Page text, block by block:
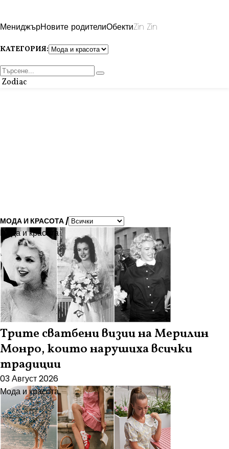
МениджърНовите родителиОбектиZin Zin
КАТЕГОРИЯ:
Zodiac
МОДА И КРАСОТА /
Мода и красота
Трите сватбени визии на Мерилин
Монро, които нарушиха всички
традиции
03 Август 2026
Мода и красота